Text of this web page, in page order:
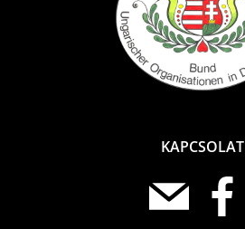
KAPCSOLAT